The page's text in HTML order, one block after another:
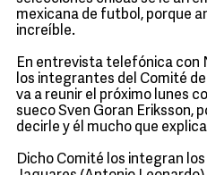
mexicana de futbol, porque
increíble.
En entrevista telefónica con
los integrantes del Comité
va a reunir el próximo lunes
sueco Sven Goran Eriksson,
decirle y él mucho que
Dicho Comité los integran